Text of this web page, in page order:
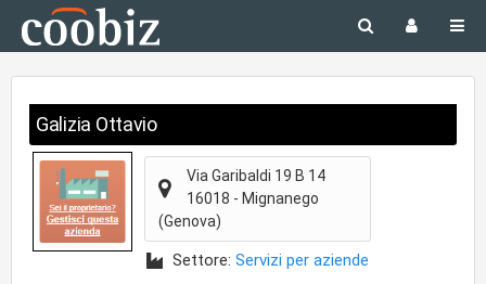
Galizia Ottavio
Via Garibaldi 19 B 14
16018 - Mignanego
(Genova)
Settore: Servizi per aziende